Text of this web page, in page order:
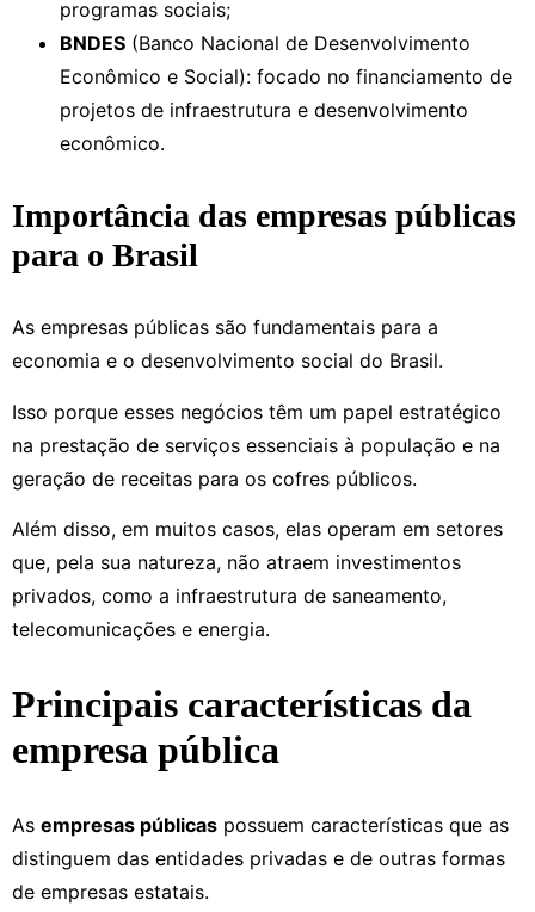
programas sociais;
BNDES (Banco Nacional de Desenvolvimento
Econômico e Social): focado no financiamento de
projetos de infraestrutura e desenvolvimento
econômico.
Importância das empresas públicas
para o Brasil
As empresas públicas são fundamentais para a
economia e o desenvolvimento social do Brasil.
Isso porque esses negócios têm um papel estratégico
na prestação de serviços essenciais à população e na
geração de receitas para os cofres públicos.
Além disso, em muitos casos, elas operam em setores
que, pela sua natureza, não atraem investimentos
privados, como a infraestrutura de saneamento,
telecomunicações e energia.
Principais características da
empresa pública
As empresas públicas possuem características que as
distinguem das entidades privadas e de outras formas
de empresas estatais.